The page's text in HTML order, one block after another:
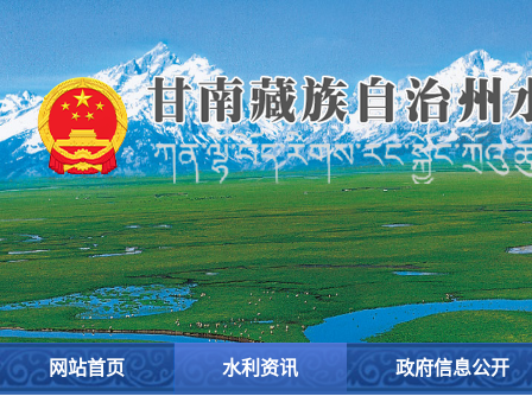
网站首页 水利资讯 政府信息公开